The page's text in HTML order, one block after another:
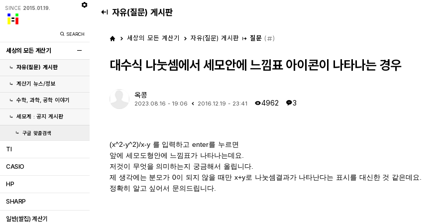
SINCE 2015.01.19.
SEARCH
세상의 모든 계산기
자유(질문) 게시판
계산기 뉴스/정보
수학, 과학, 공학 이야기
세모계 : 공지 게시판
구글 맞춤검색
TI
CASIO
HP
SHARP
일반(쌀집) 계산기
자유(질문) 게시판
세상의 모든 계산기 자유(질문) 게시판 질문 ( )
대수식 나눗셈에서 세모안에 느낌표 아이콘이 나타나는 경우
옥콩
2023.08.16 - 19:06 2016.12.19 - 23:41 4962 3
(x^2-y^2)/x-y 를 입력하고 enter를 누르면
앞에 세모도형안에 느낌표가 나타나는데요.
저것이 무엇을 의미하는지 궁금해서 올립니다.
제 생각에는 분모가 0이 되지 않을 때만 x+y로 나눗셈결과가 나타난다는 표시를 대신한 것 같은데요.
정확히 알고 싶어서 문의드립니다.